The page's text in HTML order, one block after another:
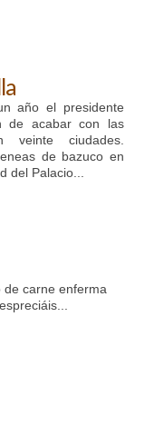
año el presidente
de acabar con las
ciudades.
de bazuco en
del Palacio...
de carne enferma